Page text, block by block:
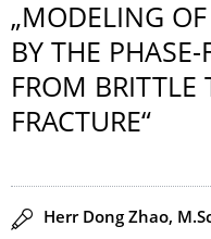
„MODELING OF
BY THE PHASE-
FROM BRITTLE
FRACTURE“
Redner
Herr Dong Zhao,